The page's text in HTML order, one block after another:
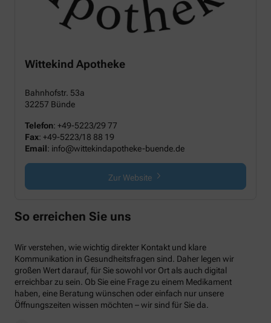
Wittekind Apotheke
Bahnhofstr. 53a
32257 Bünde
Telefon: +49-5223/29 77
Fax: +49-5223/18 88 19
Email: info@wittekindapotheke-buende.de
Zur Website
So erreichen Sie uns
Wir verstehen, wie wichtig direkter Kontakt und klare
Kommunikation in Gesundheitsfragen sind. Daher legen wir
großen Wert darauf, für Sie sowohl vor Ort als auch digital
erreichbar zu sein. Ob Sie eine Frage zu einem Medikament
haben, eine Beratung wünschen oder einfach nur unsere
Öffnungszeiten wissen möchten – wir sind für Sie da.